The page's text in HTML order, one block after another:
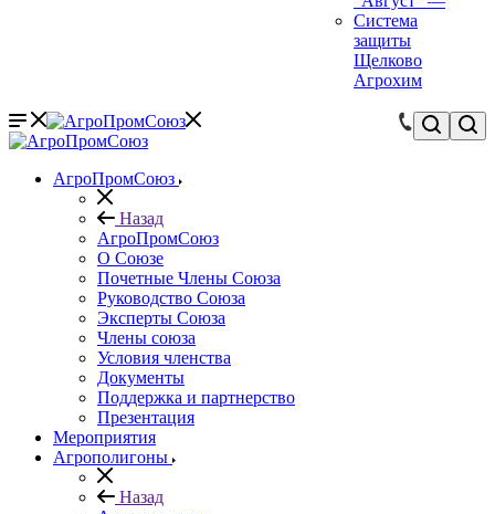
Система
защиты
Щелково
Агрохим
АгроПромСоюз
Назад
АгроПромСоюз
О Союзе
Почетные Члены Союза
Руководство Союза
Эксперты Союза
Члены союза
Условия членства
Документы
Поддержка и партнерство
Презентация
Мероприятия
Агрополигоны
Назад